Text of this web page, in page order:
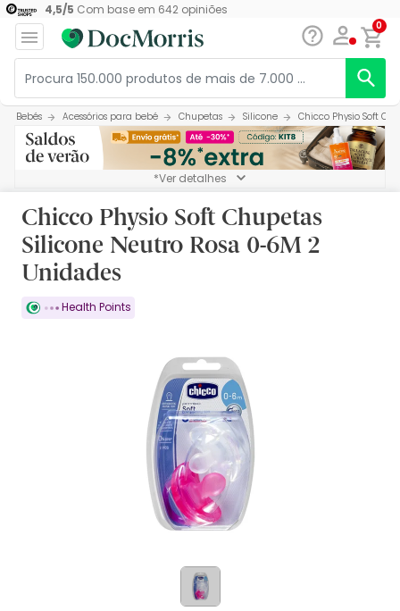
4,5/5 Com base em 642opiniões
0
Bebés Acessórios para bebé Chupetas Silicone Chicco Physio Soft
*Ver detalhes
Chicco Physio Soft Chupetas
Silicone Neutro Rosa 0-6M 2
Unidades
Health Points